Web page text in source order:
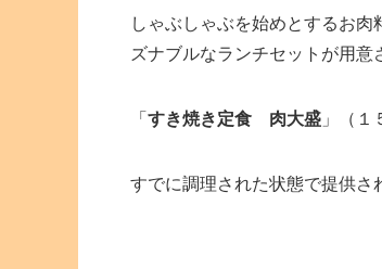
しゃぶしゃぶを始めとするお
ズナブルなランチセットが用意
「 すき焼き定食 肉大盛 」（１
すでに調理された状態で提供さ